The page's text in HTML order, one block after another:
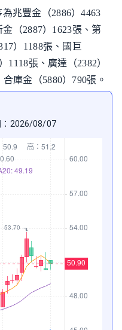
兆豐金（2886）4463
（2887）1623張、第
）1188張、國巨
1118張、廣達（2382）
庫金（5880）790張。